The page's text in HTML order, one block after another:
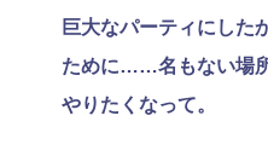
巨大なパーティにした
ために……名もない場
やりたくなって。